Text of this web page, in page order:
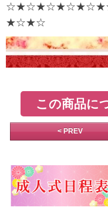
★☆★☆
この商品に
< PREV